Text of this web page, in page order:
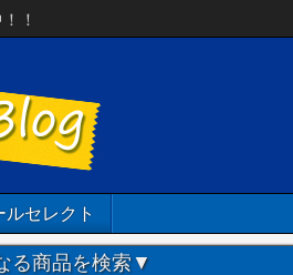
！
セレクト
る商品を検索▼